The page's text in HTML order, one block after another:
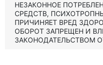
НЕЗАКОННОЕ
СРЕДСТВ,
ПРИЧИНЯЕТ ВРЕД
ОБОРОТ ЗАПРЕЩЕН И
ЗАКОНОДАТЕЛЬСТВОМ